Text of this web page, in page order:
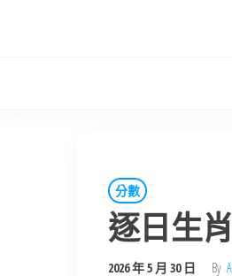
分數
逐日生
2026 年 5 月 30 日 By